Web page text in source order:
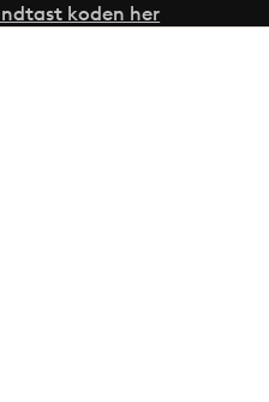
koden her